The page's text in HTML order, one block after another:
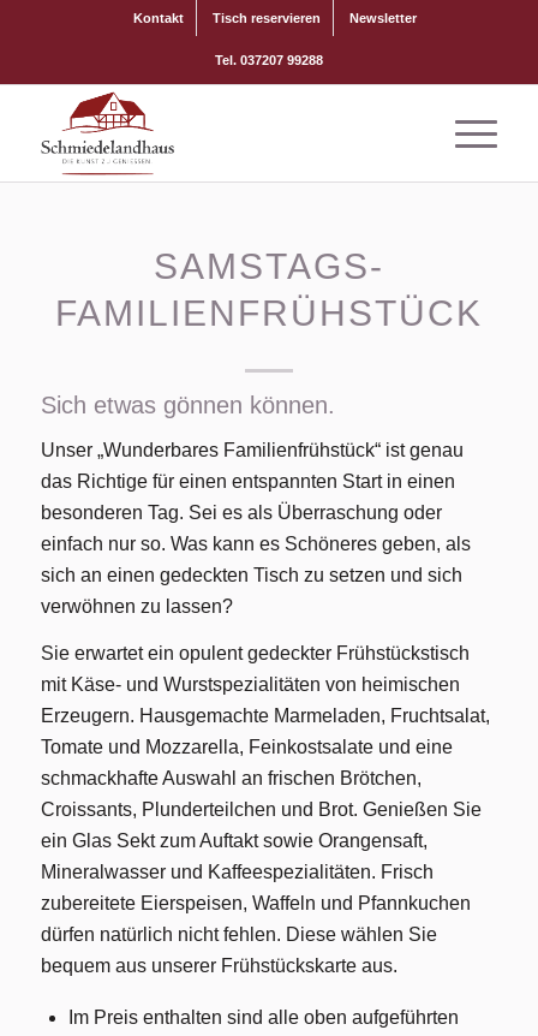
Kontakt Tisch reservieren Newsletter
Tel. 037207 99288
SAMSTAGS-
FAMILIENFRÜHSTÜCK
Sich etwas gönnen können.
Unser „Wunderbares Familienfrühstück“ ist genau
das Richtige für einen entspannten Start in einen
besonderen Tag. Sei es als Überraschung oder
einfach nur so. Was kann es Schöneres geben, als
sich an einen gedeckten Tisch zu setzen und sich
verwöhnen zu lassen?
Sie erwartet ein opulent gedeckter Frühstückstisch
mit Käse- und Wurstspezialitäten von heimischen
Erzeugern. Hausgemachte Marmeladen, Fruchtsalat,
Tomate und Mozzarella, Feinkostsalate und eine
schmackhafte Auswahl an frischen Brötchen,
Croissants, Plunderteilchen und Brot. Genießen Sie
ein Glas Sekt zum Auftakt sowie Orangensaft,
Mineralwasser und Kaffeespezialitäten. Frisch
zubereitete Eierspeisen, Waffeln und Pfannkuchen
dürfen natürlich nicht fehlen. Diese wählen Sie
bequem aus unserer Frühstückskarte aus.
Im Preis enthalten sind alle oben aufgeführten